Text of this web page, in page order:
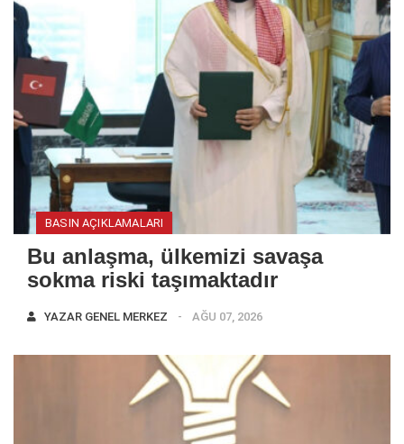
BASIN AÇIKLAMALARI
Bu anlaşma, ülkemizi savaşa
sokma riski taşımaktadır
YAZAR GENEL MERKEZ AĞU 07, 2026